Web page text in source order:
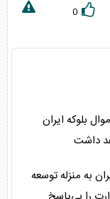
0
بلوکه ایران
داشت
به منزله توسعه